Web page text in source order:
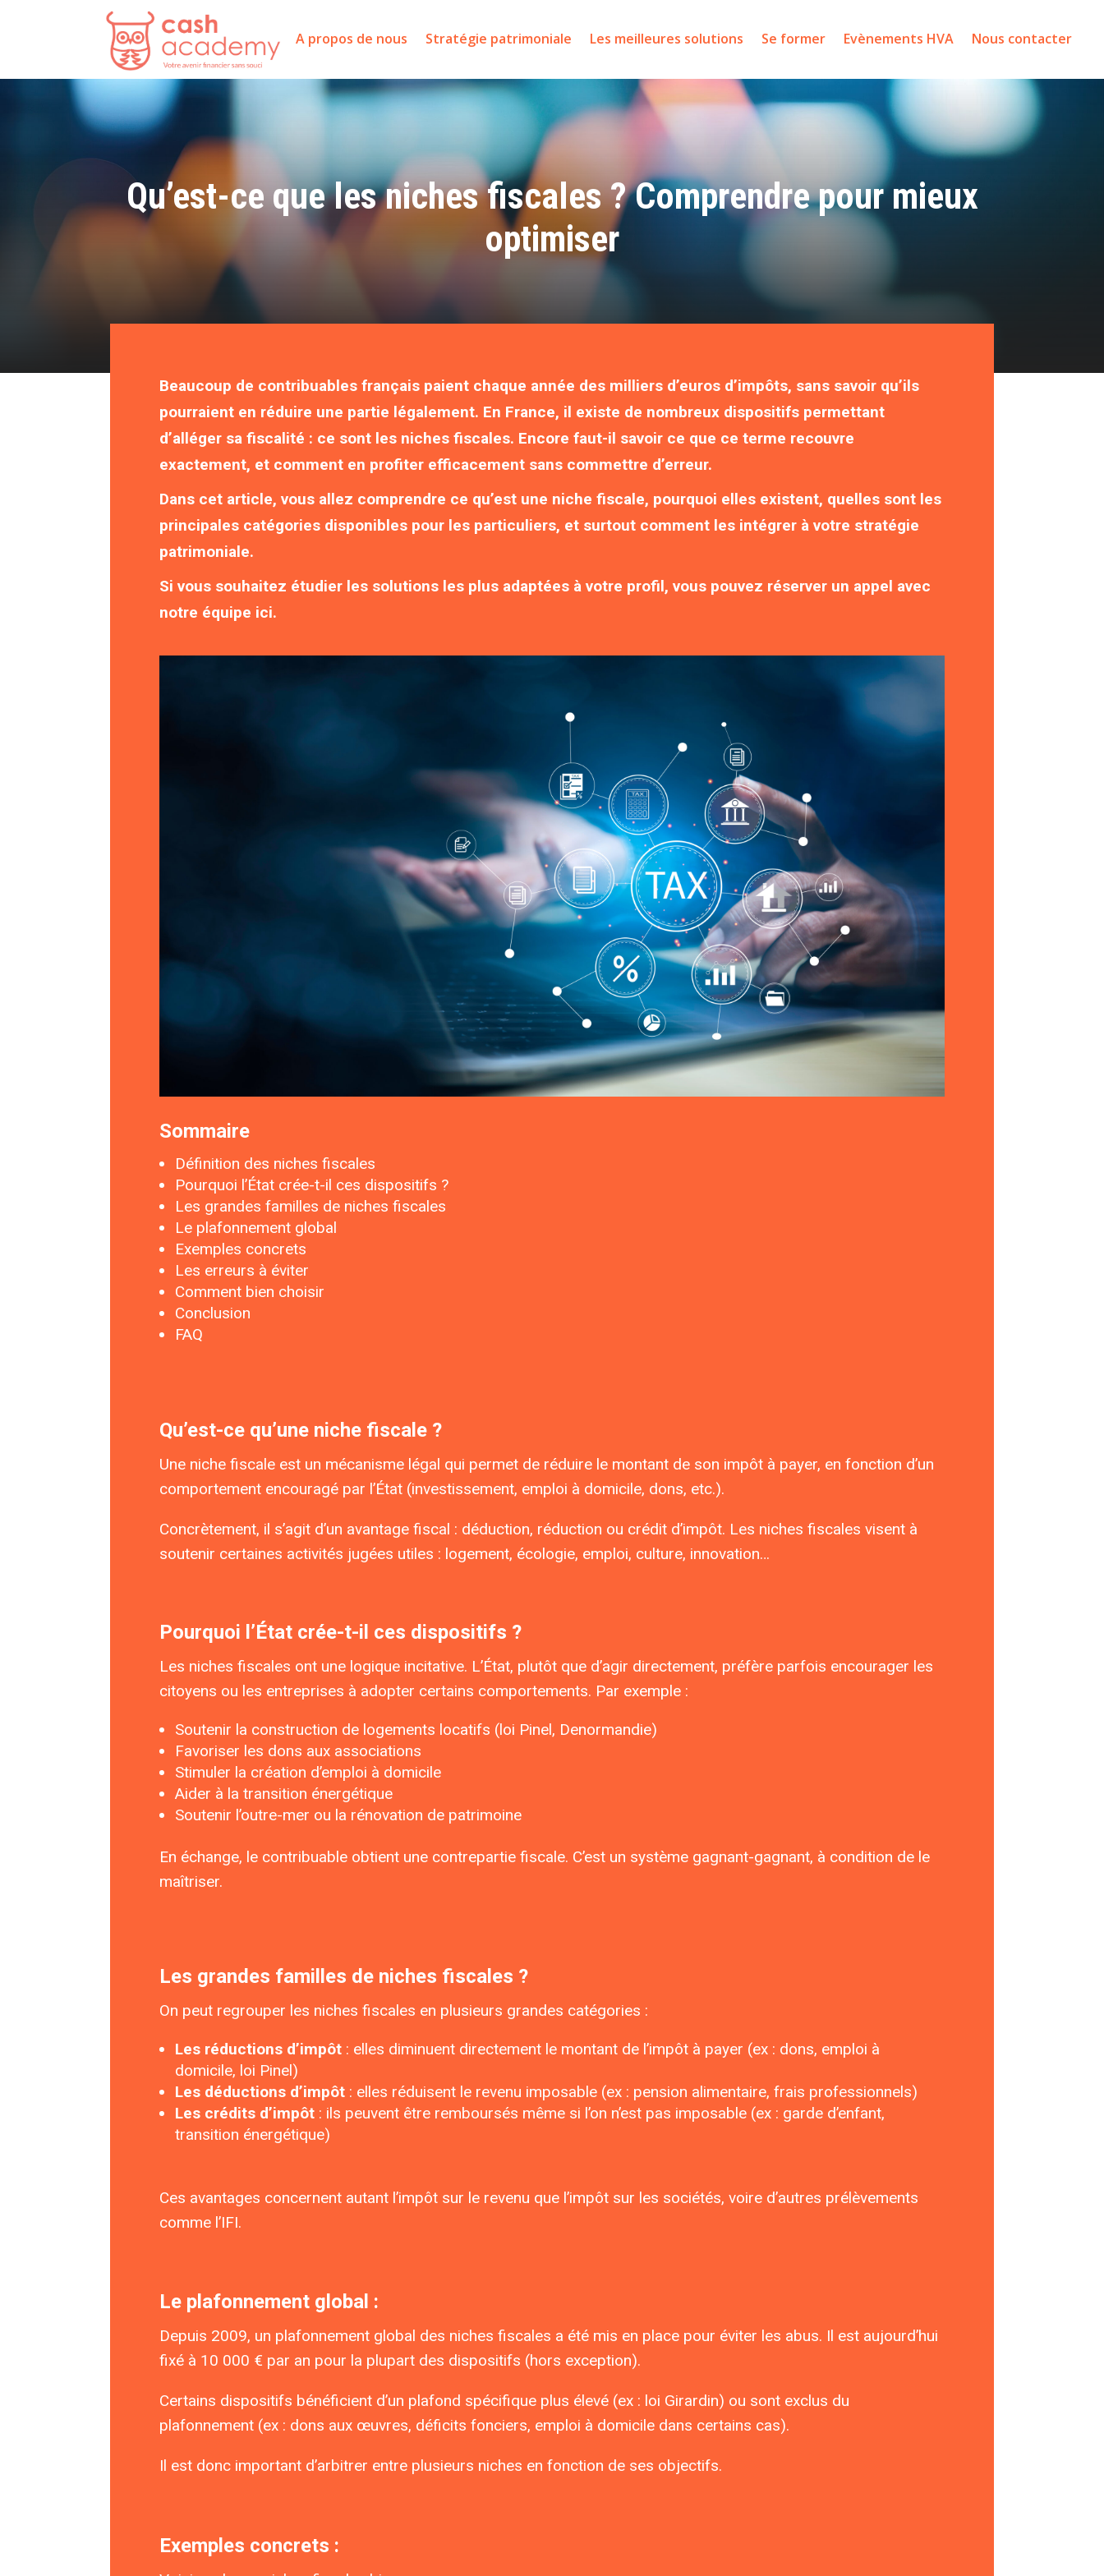
A propos de nous Stratégie patrimoniale Les meilleures solutions Se former Evènements HVA Nous contacter
Qu’est-ce que les niches fiscales ? Comprendre pour mieux
optimiser
Beaucoup de contribuables français paient chaque année des milliers d’euros d’impôts, sans savoir qu’ils
pourraient en réduire une partie légalement. En France, il existe de nombreux dispositifs permettant
d’alléger sa fiscalité : ce sont les niches fiscales. Encore faut-il savoir ce que ce terme recouvre
exactement, et comment en profiter efficacement sans commettre d’erreur.
Dans cet article, vous allez comprendre ce qu’est une niche fiscale, pourquoi elles existent, quelles sont les
principales catégories disponibles pour les particuliers, et surtout comment les intégrer à votre stratégie
patrimoniale.
Si vous souhaitez étudier les solutions les plus adaptées à votre profil, vous pouvez réserver un appel avec
notre équipe ici.
Sommaire
Définition des niches fiscales
Pourquoi l’État crée-t-il ces dispositifs ?
Les grandes familles de niches fiscales
Le plafonnement global
Exemples concrets
Les erreurs à éviter
Comment bien choisir
Conclusion
FAQ
Qu’est-ce qu’une niche fiscale ?
Une niche fiscale est un mécanisme légal qui permet de réduire le montant de son impôt à payer, en fonction d’un
comportement encouragé par l’État (investissement, emploi à domicile, dons, etc.).
Concrètement, il s’agit d’un avantage fiscal : déduction, réduction ou crédit d’impôt. Les niches fiscales visent à
soutenir certaines activités jugées utiles : logement, écologie, emploi, culture, innovation…
Pourquoi l’État crée-t-il ces dispositifs ?
Les niches fiscales ont une logique incitative. L’État, plutôt que d’agir directement, préfère parfois encourager les
citoyens ou les entreprises à adopter certains comportements. Par exemple :
Soutenir la construction de logements locatifs (loi Pinel, Denormandie)
Favoriser les dons aux associations
Stimuler la création d’emploi à domicile
Aider à la transition énergétique
Soutenir l’outre-mer ou la rénovation de patrimoine
En échange, le contribuable obtient une contrepartie fiscale. C’est un système gagnant-gagnant, à condition de le
maîtriser.
Les grandes familles de niches fiscales ?
On peut regrouper les niches fiscales en plusieurs grandes catégories :
Les réductions d’impôt : elles diminuent directement le montant de l’impôt à payer (ex : dons, emploi à
domicile, loi Pinel)
Les déductions d’impôt : elles réduisent le revenu imposable (ex : pension alimentaire, frais professionnels)
Les crédits d’impôt : ils peuvent être remboursés même si l’on n’est pas imposable (ex : garde d’enfant,
transition énergétique)
Ces avantages concernent autant l’impôt sur le revenu que l’impôt sur les sociétés, voire d’autres prélèvements
comme l’IFI.
Le plafonnement global :
Depuis 2009, un plafonnement global des niches fiscales a été mis en place pour éviter les abus. Il est aujourd’hui
fixé à 10 000 € par an pour la plupart des dispositifs (hors exception).
Certains dispositifs bénéficient d’un plafond spécifique plus élevé (ex : loi Girardin) ou sont exclus du
plafonnement (ex : dons aux œuvres, déficits fonciers, emploi à domicile dans certains cas).
Il est donc important d’arbitrer entre plusieurs niches en fonction de ses objectifs.
Exemples concrets :